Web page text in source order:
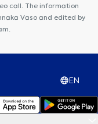
call. The information
Vaso and edited by
EN